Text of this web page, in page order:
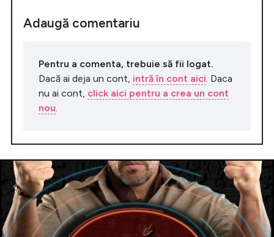
Adaugă comentariu
Pentru a comenta, trebuie să fii logat.
Dacă ai deja un cont, intră în cont aici . Daca
nu ai cont, click aici pentru a crea un cont
nou